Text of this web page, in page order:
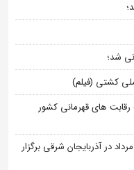
شد؛
کشتی (فیلم)
رقابت های قهرمانی کشور
اردوی تیم ملی کشتی ساحلی نوجوانان از 17 مرداد در آذربایجان شرقی برگزار